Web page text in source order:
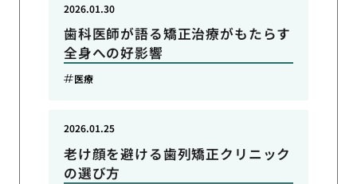
歯科医師が語る矯正治療がもたらす
全身への好影響
2026.01.30
医療
老け顔を避ける歯列矯正クリニック
の選び方
2026.01.25